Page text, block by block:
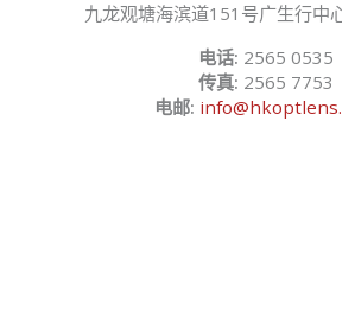
九龙观塘海滨道151号广生行中
电话: 2565 0535
传真: 2565 7753
电邮: